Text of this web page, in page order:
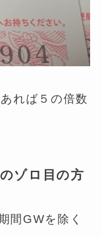
れば５の倍数
ゾロ目の方
間GWを除く